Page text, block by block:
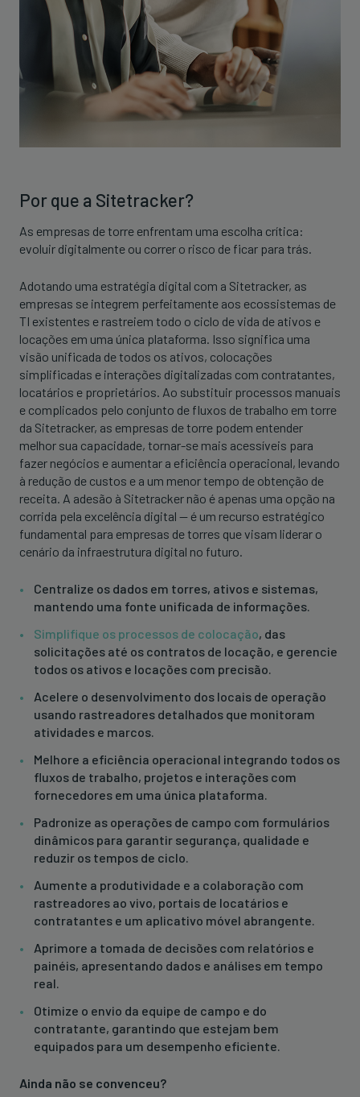
Por que a Sitetracker?
As empresas de torre enfrentam uma escolha crítica:
evoluir digitalmente ou correr o risco de ficar para trás.
Adotando uma estratégia digital com a Sitetracker, as
empresas se integrem perfeitamente aos ecossistemas de
TI existentes e rastreiem todo o ciclo de vida de ativos e
locações em uma única plataforma. Isso significa uma
visão unificada de todos os ativos, colocações
simplificadas e interações digitalizadas com contratantes,
locatários e proprietários. Ao substituir processos manuais
e complicados pelo conjunto de fluxos de trabalho em torre
da Sitetracker, as empresas de torre podem entender
melhor sua capacidade, tornar-se mais acessíveis para
fazer negócios e aumentar a eficiência operacional, levando
à redução de custos e a um menor tempo de obtenção de
receita. A adesão à Sitetracker não é apenas uma opção na
corrida pela excelência digital — é um recurso estratégico
fundamental para empresas de torres que visam liderar o
cenário da infraestrutura digital no futuro.
Centralize os dados em torres, ativos e sistemas,
mantendo uma fonte unificada de informações.
Simplifique os processos de colocação, das
solicitações até os contratos de locação, e gerencie
todos os ativos e locações com precisão.
Acelere o desenvolvimento dos locais de operação
usando rastreadores detalhados que monitoram
atividades e marcos.
Melhore a eficiência operacional integrando todos os
fluxos de trabalho, projetos e interações com
fornecedores em uma única plataforma.
Padronize as operações de campo com formulários
dinâmicos para garantir segurança, qualidade e
reduzir os tempos de ciclo.
Aumente a produtividade e a colaboração com
rastreadores ao vivo, portais de locatários e
contratantes e um aplicativo móvel abrangente.
Aprimore a tomada de decisões com relatórios e
painéis, apresentando dados e análises em tempo
real.
Otimize o envio da equipe de campo e do
contratante, garantindo que estejam bem
equipados para um desempenho eficiente.
Ainda não se convenceu?